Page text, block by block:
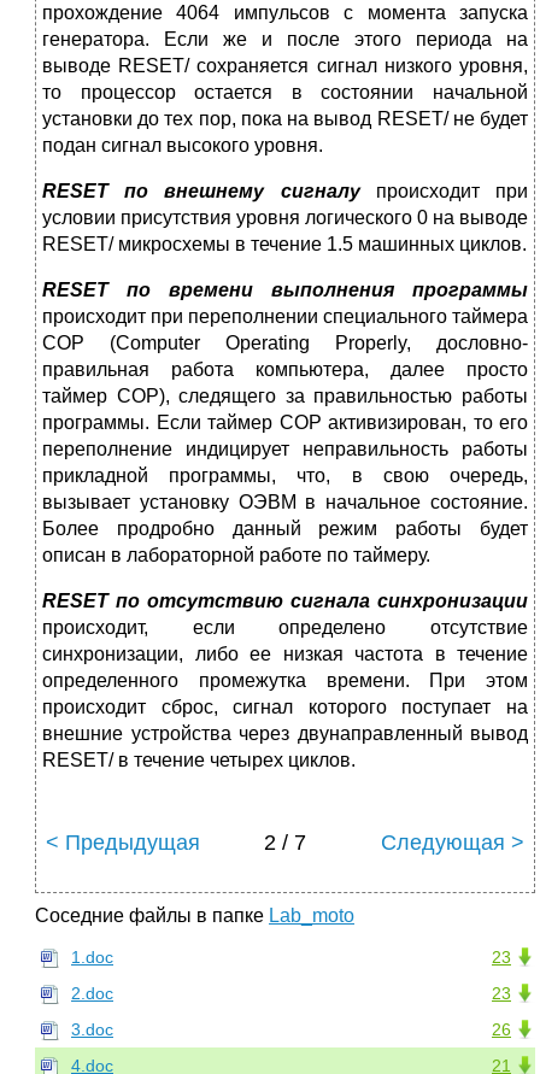
прохождение 4064 импульсов с момента запуска
генератора. Если же и после этого периода на
выводе RESET/ сохраняется сигнал низкого уровня,
то процессор остается в состоянии начальной
установки до тех пор, пока на вывод RESET/ не будет
подан сигнал высокого уровня.
RESET по внешнему сигналупроисходит при
условии присутствия уровня логического 0 на выводе
RESET/ микросхемы в течение 1.5 машинных циклов.
RESET по времени выполнения программы
происходит при переполнении специального таймера
COP (Computer Operating Properly, дословно-
правильная работа компьютера, далее просто
таймер COP), следящего за правильностью работы
программы. Если таймер СОР активизирован, то его
переполнение индицирует неправильность работы
прикладной программы, что, в свою очередь,
вызывает установку ОЭВМ в начальное состояние.
Более продробно данный режим работы будет
описан в лабораторной работе по таймеру.
RESET по отсутствию сигнала синхронизации
происходит, если определено отсутствие
синхронизации, либо ее низкая частота в течение
определенного промежутка времени. При этом
происходит сброс, сигнал которого поступает на
внешние устройства через двунаправленный вывод
RESET/ в течение четырех циклов.
< Предыдущая 2 / 7 Следующая >
Соседние файлы в папке Lab_moto
23
1.doc
23
2.doc
26
3.doc
21
4.doc